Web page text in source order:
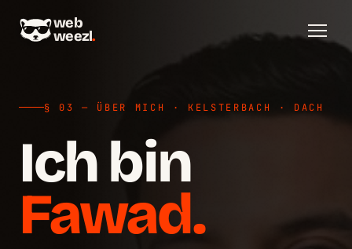
web
weezl.
§ 03 — ÜBER MICH · KELSTERBACH · DACH
Ich bin
Fawad.